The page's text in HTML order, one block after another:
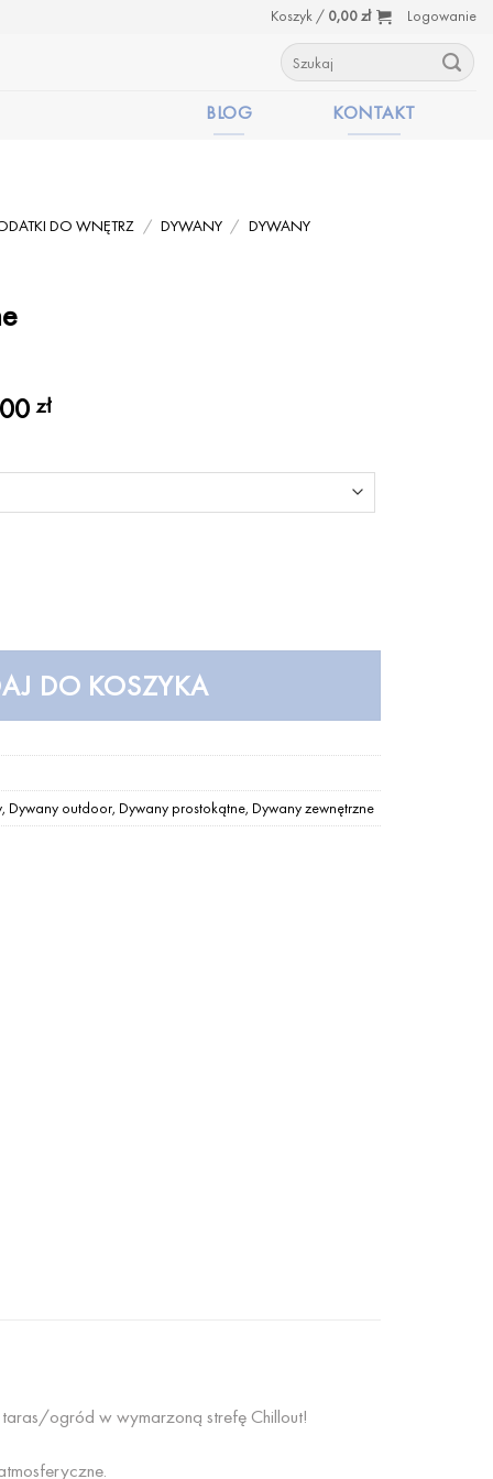
Koszyk / 0,00zł
Logowanie
Szukaj:
BLOG KONTAKT
DO WNĘTRZ / DYWANY / DYWANY
złZakres
340,00 zł
DO KOSZYKA
, Dywany outdoor, Dywany prostokątne, Dywany zewnętrzne
ogród w wymarzoną strefę Chillout!